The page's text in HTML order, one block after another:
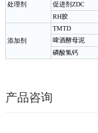
处理剂
促进剂ZDC
RH胶
添加剂
TMTD
啤酒酵母泥
磷酸氢钙
产品咨询